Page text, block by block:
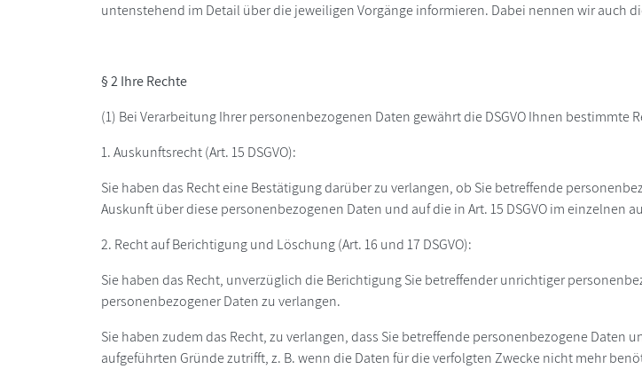
untenstehend im Detail über die jeweiligen Vorgänge informieren. Dabei nennen wir auch
§ 2 Ihre Rechte
(1) Bei Verarbeitung Ihrer personenbezogenen Daten gewährt die DSGVO Ihnen bestimmte
1. Auskunftsrecht (Art. 15 DSGVO):
Sie haben das Recht eine Bestätigung darüber zu verlangen, ob Sie betreffende
Auskunft über diese personenbezogenen Daten und auf die in Art. 15 DSGVO im einzelnen
2. Recht auf Berichtigung und Löschung (Art. 16 und 17 DSGVO):
Sie haben das Recht, unverzüglich die Berichtigung Sie betreffender unrichtiger
personenbezogener Daten zu verlangen.
Sie haben zudem das Recht, zu verlangen, dass Sie betreffende personenbezogene Daten
aufgeführten Gründe zutrifft, z. B. wenn die Daten für die verfolgten Zwecke nicht mehr